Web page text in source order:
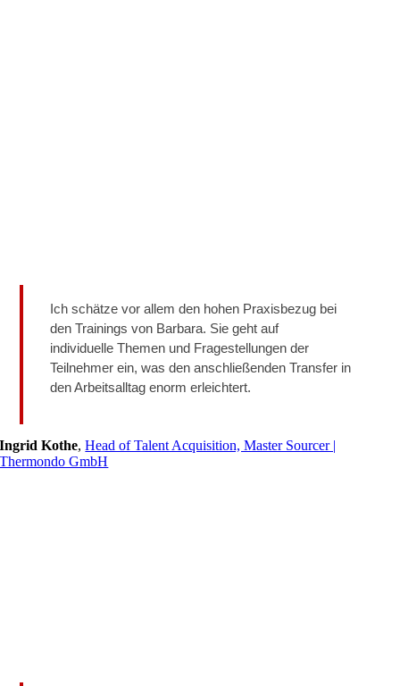
Ich schätze vor allem den hohen Praxisbezug bei
den Trainings von Barbara. Sie geht auf
individuelle Themen und Fragestellungen der
Teilnehmer ein, was den anschließenden Transfer in
den Arbeitsalltag enorm erleichtert.
Ingrid Kothe,Head of Talent Acquisition, Master Sourcer |
Thermondo GmbH